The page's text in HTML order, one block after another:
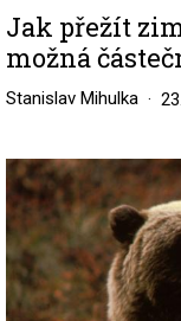
Jak přežít
možná
Stanislav Mihulka
Image